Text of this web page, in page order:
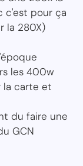
c'est pour ça
la 280X)
les 400w
la carte et
du faire une
GCN